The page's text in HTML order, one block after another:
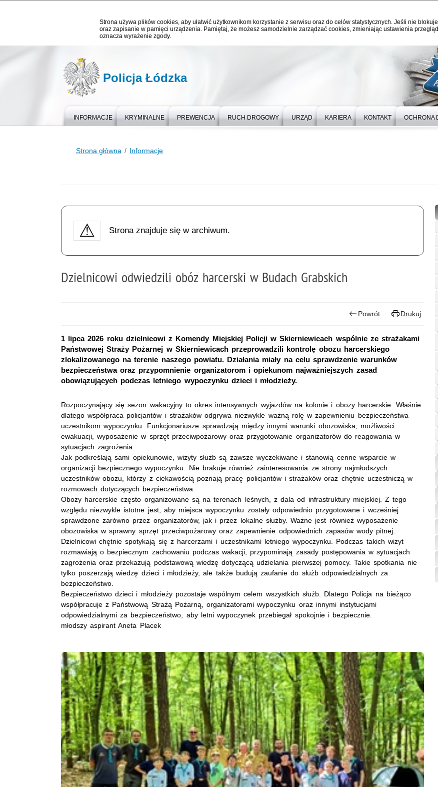
Strona używa plików cookies, aby ułatwić użytkownikom korzystanie z serwisu oraz do celów statystycznych. Jeśli nie
oraz zapisanie w pamięci urządzenia. Pamiętaj, że możesz samodzielnie zarządzać cookies, zmieniając ustawienia
oznacza wyrażenie zgody.
Policja Łódzka
INFORMACJE KRYMINALNE PREWENCJA RUCH DROGOWY URZĄD KARIERA KONTAKT OCHRONA
Strona główna Informacje
Strona znajduje się w archiwum.
Dzielnicowi odwiedzili obóz harcerski w Budach Grabskich
Powrót Drukuj
1 lipca 2026 roku dzielnicowi z Komendy Miejskiej Policji w Skierniewicach wspólnie ze strażakami
Państwowej Straży Pożarnej w Skierniewicach przeprowadzili kontrolę obozu harcerskiego
zlokalizowanego na terenie naszego powiatu. Działania miały na celu sprawdzenie warunków
bezpieczeństwa oraz przypomnienie organizatorom i opiekunom najważniejszych zasad
obowiązujących podczas letniego wypoczynku dzieci i młodzieży.
Rozpoczynający się sezon wakacyjny to okres intensywnych wyjazdów na kolonie i obozy harcerskie. Właśnie
dlatego współpraca policjantów i strażaków odgrywa niezwykle ważną rolę w zapewnieniu bezpieczeństwa
uczestnikom wypoczynku. Funkcjonariusze sprawdzają między innymi warunki obozowiska, możliwości
ewakuacji, wyposażenie w sprzęt przeciwpożarowy oraz przygotowanie organizatorów do reagowania w
sytuacjach zagrożenia.
Jak podkreślają sami opiekunowie, wizyty służb są zawsze wyczekiwane i stanowią cenne wsparcie w
organizacji bezpiecznego wypoczynku. Nie brakuje również zainteresowania ze strony najmłodszych
uczestników obozu, którzy z ciekawością poznają pracę policjantów i strażaków oraz chętnie uczestniczą w
rozmowach dotyczących bezpieczeństwa.
Obozy harcerskie często organizowane są na terenach leśnych, z dala od infrastruktury miejskiej. Z tego
względu niezwykle istotne jest, aby miejsca wypoczynku zostały odpowiednio przygotowane i wcześniej
sprawdzone zarówno przez organizatorów, jak i przez lokalne służby. Ważne jest również wyposażenie
obozowiska w sprawny sprzęt przeciwpożarowy oraz zapewnienie odpowiednich zapasów wody pitnej.
Dzielnicowi chętnie spotykają się z harcerzami i uczestnikami letniego wypoczynku. Podczas takich wizyt
rozmawiają o bezpiecznym zachowaniu podczas wakacji, przypominają zasady postępowania w sytuacjach
zagrożenia oraz przekazują podstawową wiedzę dotyczącą udzielania pierwszej pomocy. Takie spotkania nie
tylko poszerzają wiedzę dzieci i młodzieży, ale także budują zaufanie do służb odpowiedzialnych za
bezpieczeństwo.
Bezpieczeństwo dzieci i młodzieży pozostaje wspólnym celem wszystkich służb. Dlatego Policja na bieżąco
współpracuje z Państwową Strażą Pożarną, organizatorami wypoczynku oraz innymi instytucjami
odpowiedzialnymi za bezpieczeństwo, aby letni wypoczynek przebiegał spokojnie i bezpiecznie.
młodszy aspirant Aneta Placek